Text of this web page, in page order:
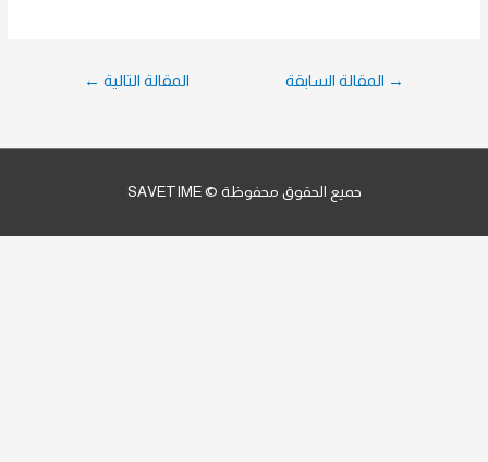
→ المقالة السابقة المقالة التالية ←
حميع الحقوق محفوظة © SAVETIME